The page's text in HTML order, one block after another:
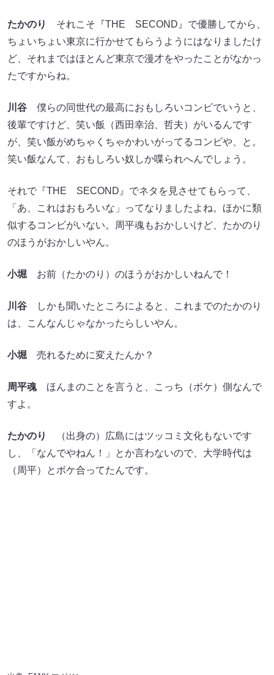
ど、それまではほとんど東京で漫才をやったことがなかっ
たですからね。
川谷僕らの同世代の最高におもしろいコンビでいうと、
が、笑い飯がめちゃくちゃかわいがってるコンビや、と。
笑い飯なんて、おもしろい奴しか喋られへんでしょう。
それで『THE SECOND』でネタを見させてもらって、
似するコンビがいない。周平魂もおかしいけど、たかのり
のほうがおかしいやん。
小堀 お前（たかのり）のほうがおかしいねんで！
川谷 しかも聞いたところによると、これまでのたかのり
小堀 売れるために変えたんか？
周平魂 ほんまのことを言うと、こっち（ボケ）側なんで
たかのり
（周平）とボケ合ってたんです。
周平魂 NSC在学中は“両ボケ”でやってたんですけど、